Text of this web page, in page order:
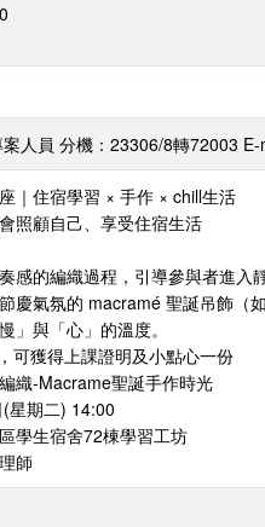
人員 分機：23306/8轉72003
｜住宿學習 × 手作 × chill生活
照顧自己、享受住宿生活
感的編織過程，引導參與者進入
慶氣氛的 macramé 聖誕吊飾（
」與「心」的溫度。
可獲得上課證明及小點心一份
織-Macrame聖誕手作時光
星期二) 14:00
學生宿舍72棟學習工坊
師